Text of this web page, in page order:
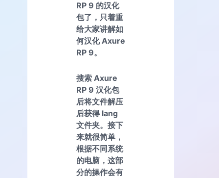
RP 9 的汉化
包了，只着重
给大家讲解如
何汉化 Axure
RP 9。
搜索 Axure
RP 9 汉化包
后将文件解压
后获得 lang
文件夹。接下
来就很简单，
根据不同系统
的电脑，这部
分的操作会有